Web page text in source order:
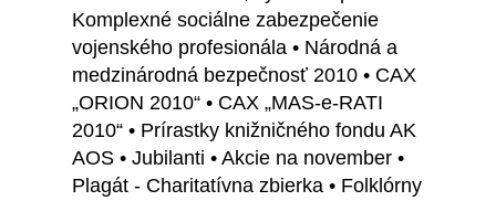
Komplexné sociálne zabezpečenie
vojenského profesionála • Národná a
medzinárodná bezpečnosť 2010 • CAX
„ORION 2010“ • CAX „MAS-e-RATI
2010“ • Prírastky knižničného fondu AK
AOS • Jubilanti • Akcie na november •
Plagát - Charitatívna zbierka • Folklórny